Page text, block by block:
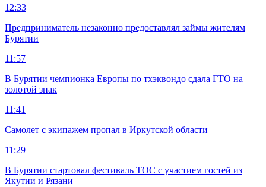
12:33
Предприниматель незаконно предоставлял займы жителям
Бурятии
11:57
В Бурятии чемпионка Европы по тхэквондо сдала ГТО на
золотой знак
11:41
Самолет с экипажем пропал в Иркутской области
11:29
В Бурятии стартовал фестиваль ТОС с участием гостей из
Якутии и Рязани